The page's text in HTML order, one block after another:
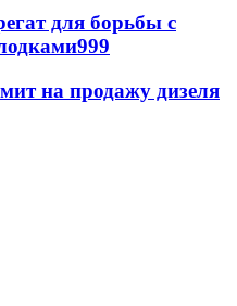
для борьбы с
999
на продажу дизеля